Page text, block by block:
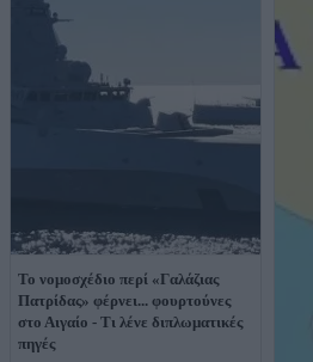
Το νομοσχέδιο περί «Γαλάζιας
Πατρίδας» φέρνει... φουρτούνες
στο Αιγαίο - Τι λένε διπλωματικές
πηγές